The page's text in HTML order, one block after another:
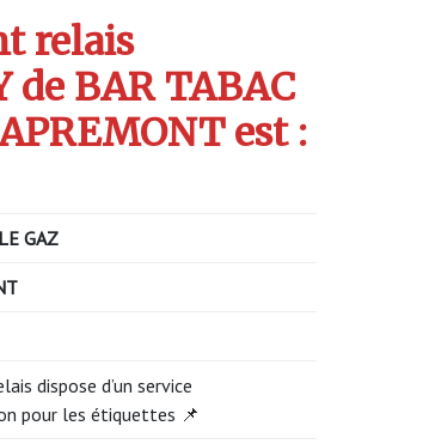
relais
de BAR TABAC
est :
GAZ
dispose d’un service
pour les étiquettes 📌